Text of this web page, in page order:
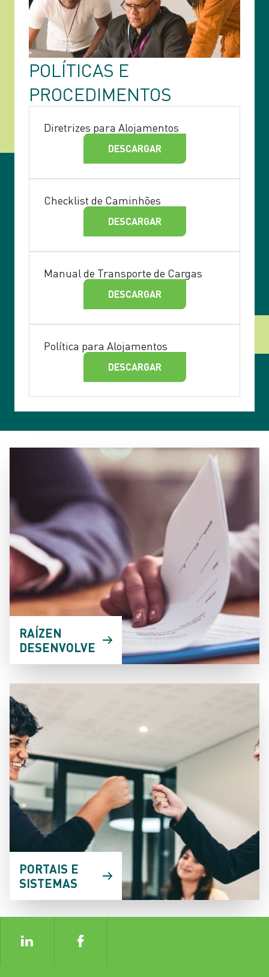
POLÍTICAS E
PROCEDIMENTOS
Diretrizes para Alojamentos
DESCARGAR
Checklist de Caminhões
DESCARGAR
Manual de Transporte de Cargas
DESCARGAR
Política para Alojamentos
DESCARGAR
RAÍZEN
DESENVOLVE
PORTAIS E
SISTEMAS